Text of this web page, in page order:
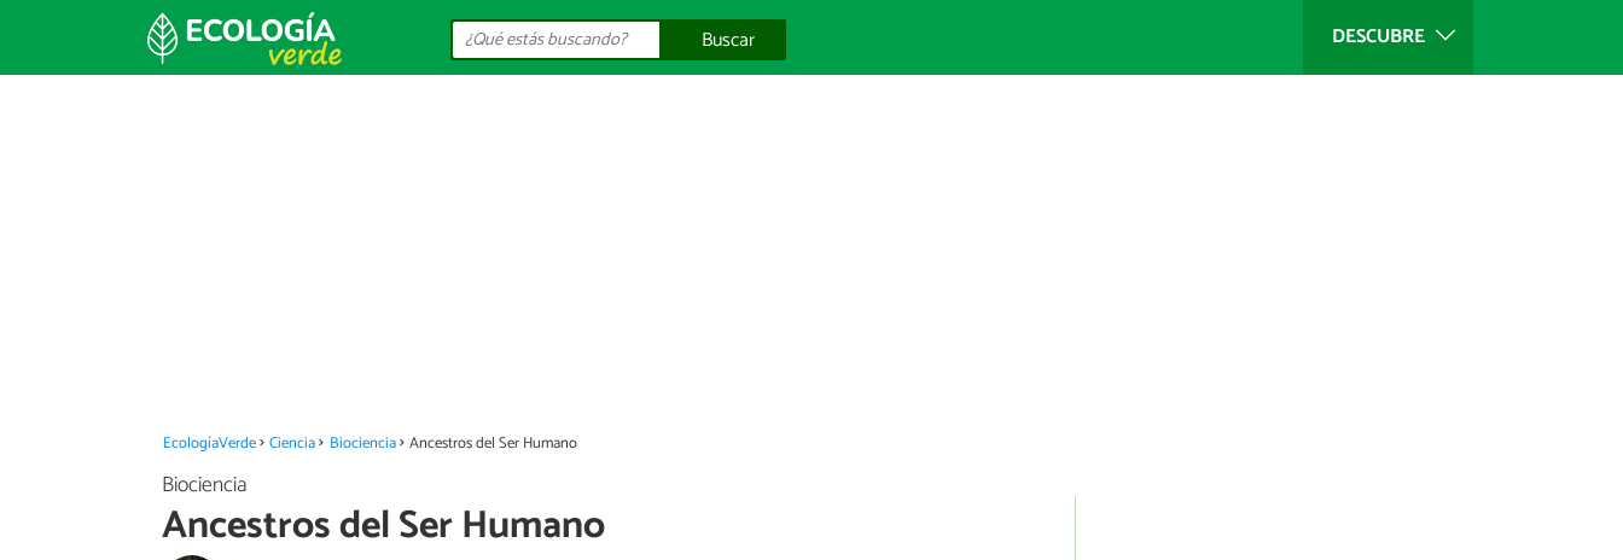
DESCUBRE
Buscar
EcologíaVerde Ciencia Biociencia Ancestros del Ser Humano
Biociencia
Ancestros del Ser Humano